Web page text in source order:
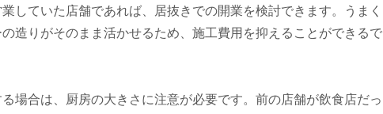
していた店舗であれば、居抜きでの開業を検討できます。うまく
造りがそのまま活かせるため、施工費用を抑えることができるで
場合は、厨房の大きさに注意が必要です。前の店舗が飲食店だっ